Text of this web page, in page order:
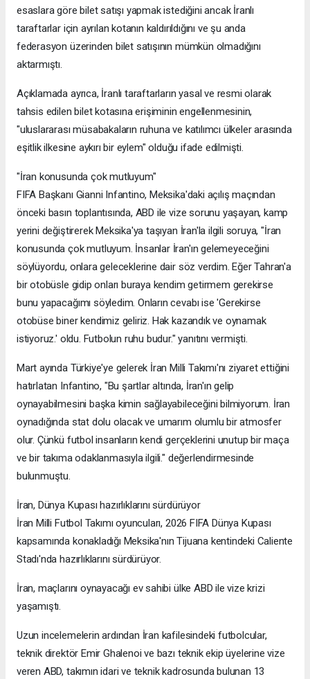
esaslara göre bilet satışı yapmak istediğini ancak İranlı
taraftarlar için ayrılan kotanın kaldırıldığını ve şu anda
federasyon üzerinden bilet satışının mümkün olmadığını
aktarmıştı.
Açıklamada ayrıca, İranlı taraftarların yasal ve resmi olarak
tahsis edilen bilet kotasına erişiminin engellenmesinin,
"uluslararası müsabakaların ruhuna ve katılımcı ülkeler arasında
eşitlik ilkesine aykırı bir eylem" olduğu ifade edilmişti.
"İran konusunda çok mutluyum"
FIFA Başkanı Gianni Infantino, Meksika'daki açılış maçından
önceki basın toplantısında, ABD ile vize sorunu yaşayan, kamp
yerini değiştirerek Meksika'ya taşıyan İran'la ilgili soruya, "İran
konusunda çok mutluyum. İnsanlar İran'ın gelemeyeceğini
söylüyordu, onlara geleceklerine dair söz verdim. Eğer Tahran'a
bir otobüsle gidip onları buraya kendim getirmem gerekirse
bunu yapacağımı söyledim. Onların cevabı ise 'Gerekirse
otobüse biner kendimiz geliriz. Hak kazandık ve oynamak
istiyoruz.' oldu. Futbolun ruhu budur." yanıtını vermişti.
Mart ayında Türkiye'ye gelerek İran Milli Takımı'nı ziyaret ettiğini
hatırlatan Infantino, "Bu şartlar altında, İran'ın gelip
oynayabilmesini başka kimin sağlayabileceğini bilmiyorum. İran
oynadığında stat dolu olacak ve umarım olumlu bir atmosfer
olur. Çünkü futbol insanların kendi gerçeklerini unutup bir maça
ve bir takıma odaklanmasıyla ilgili." değerlendirmesinde
bulunmuştu.
İran, Dünya Kupası hazırlıklarını sürdürüyor
İran Milli Futbol Takımı oyuncuları, 2026 FIFA Dünya Kupası
kapsamında konakladığı Meksika'nın Tijuana kentindeki Caliente
Stadı'nda hazırlıklarını sürdürüyor.
İran, maçlarını oynayacağı ev sahibi ülke ABD ile vize krizi
yaşamıştı.
Uzun incelemelerin ardından İran kafilesindeki futbolcular,
teknik direktör Emir Ghalenoi ve bazı teknik ekip üyelerine vize
veren ABD, takımın idari ve teknik kadrosunda bulunan 13